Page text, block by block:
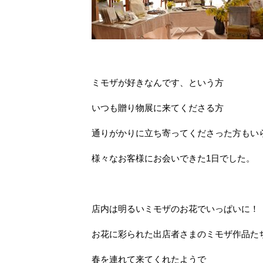
ミモザが好きなんです、という方
いつも贈り物展に来てくださる方
通りがかりに立ち寄ってくださった方もい
様々なお客様にお会いできた1日でした。
店内は明るいミモザのお花でいっぱいに！
お花に彩られた出店者さまのミモザ作品た
春を連れて来てくれたようで